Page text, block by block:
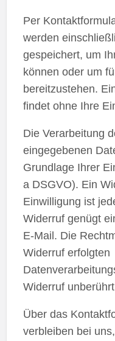
Per
werden
gespeichert, um
können oder um
bereitzustehen.
findet ohne Ihre
Die Verarbeitung
eingegebenen
Grundlage Ihrer
a DSGVO). Ein
Einwilligung ist
Widerruf genügt
E-Mail. Die
Widerruf erfolgten
Widerruf
Über das
verbleiben bei